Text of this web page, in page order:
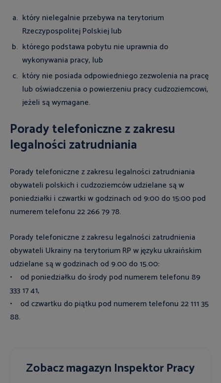
który nielegalnie przebywa na terytorium
Rzeczypospolitej Polskiej lub
którego podstawa pobytu nie uprawnia do
wykonywania pracy, lub
który nie posiada odpowiedniego zezwolenia na pracę
lub oświadczenia o powierzeniu pracy cudzoziemcowi,
jeżeli są wymagane.
Porady telefoniczne z zakresu
legalności zatrudniania
Porady telefoniczne z zakresu legalności zatrudniania
obywateli polskich i cudzoziemców udzielane są w
poniedziałki i czwartki w godzinach od 9:00 do 15:00 pod
numerem telefonu 22 266 79 78.
Porady telefoniczne z zakresu legalności zatrudnienia
obywateli Ukrainy na terytorium RP w języku ukraińskim
udzielane są w godzinach od 9.00 do 15.00:
• od poniedziałku do środy pod numerem telefonu 89
333 17 41,
• od czwartku do piątku pod numerem telefonu 22 111 35
88.
Zobacz magazyn Inspektor Pracy